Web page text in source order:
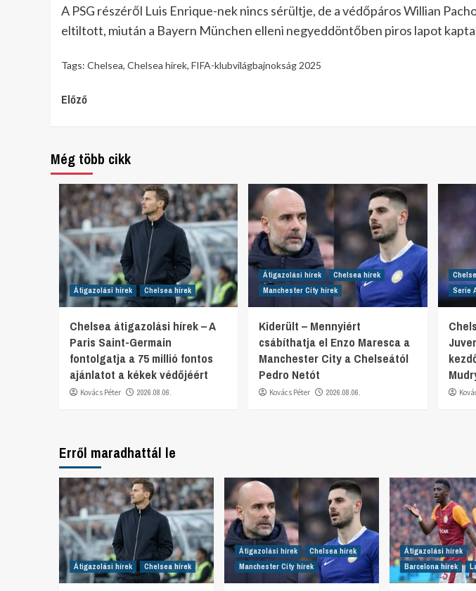
A PSG részéről Luis Enrique-nek nincs sérültje, de a védőpáros Willian
eltiltott, miután a Bayern München elleni negyeddöntőben piros lapot
Tags: Chelsea, Chelsea hírek, FIFA-klubvilágbajnokság 2025
Continue
Előző
Még több cikk
Átigazolási hírek Chelsea hírek
Chelsea átigazolási hírek – A
Paris Saint-Germain
fontolgatja a 75 millió fontos
ajánlatot a kékek védőjéért
Kovács Péter 2026.08.06.
Átigazolási hírek
Chelsea hírek
Manchester City hírek
Kiderült – Mennyiért
csábíthatja el Enzo Maresca a
Manchester City a Chelseától
Pedro Netót
Kovács Péter 2026.08.06.
Serie
Erről maradhattál le
Átigazolási hírek Chelsea hírek
Átigazolási hírek
Chelsea hírek
Manchester City hírek
Átigazolási hírek
Barcelona hírek